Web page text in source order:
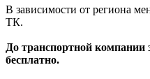
В зависимости от региона
ТК.
До транспортной компании
бесплатно.